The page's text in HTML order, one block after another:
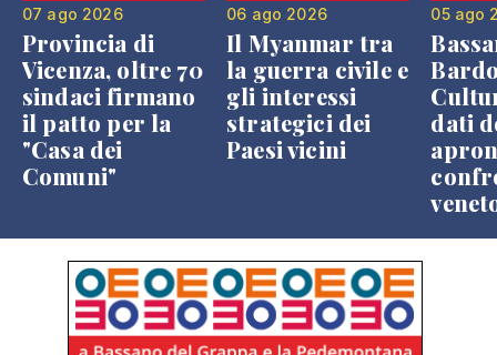
07 ago 2026
Provincia di
Vicenza, oltre 70
sindaci firmano
il patto per la
"Casa dei
Comuni"
06 ago 2026
Il Myanmar tra
la guerra civile e
gli interessi
strategici dei
Paesi vicini
05 ago
dati